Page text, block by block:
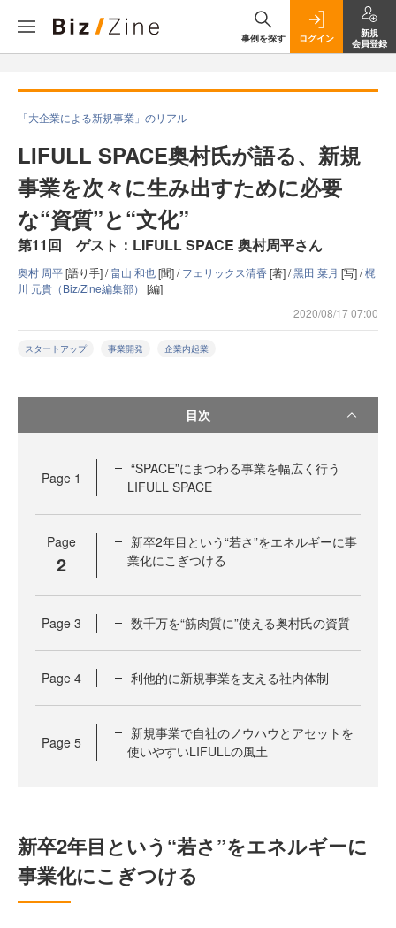
事例を探す ログイン
新規
会員登録
「大企業による新規事業」のリアル
LIFULL SPACE奥村氏が語る、新規
事業を次々に生み出すために必要
な“資質”と“文化”
第11回 ゲスト：LIFULL SPACE 奥村周平さん
奥村 周平[語り手] /畠山 和也[聞] /フェリックス清香[著] /黑田 菜月 [写] /梶
川 元貴（Biz/Zine編集部） [編]
2020/08/17 07:00
スタートアップ 事業開発 企業内起業
目次
Page 1
“SPACE”にまつわる事業を幅広く行う
LIFULL SPACE
Page
2
新卒2年目という“若さ”をエネルギーに事
業化にこぎつける
Page 3 数千万を“筋肉質に”使える奥村氏の資質
Page 4 利他的に新規事業を支える社内体制
Page 5
新規事業で自社のノウハウとアセットを
使いやすいLIFULLの風土
新卒2年目という“若さ”をエネルギーに
事業化にこぎつける